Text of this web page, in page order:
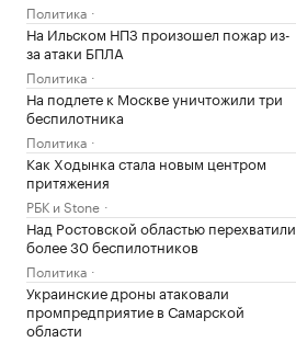
Политика
На Ильском НПЗ произошел пожар из-
за атаки БПЛА
Политика
На подлете к Москве уничтожили три
беспилотника
Политика
Как Ходынка стала новым центром
притяжения
РБК и Stone
Над Ростовской областью перехватили
более 30 беспилотников
Политика
Украинские дроны атаковали
промпредприятие в Самарской
области